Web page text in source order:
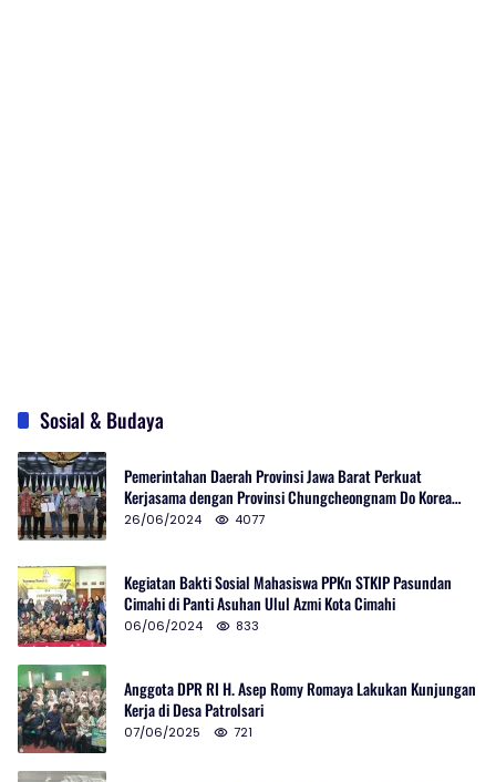
Sosial & Budaya
Pemerintahan Daerah Provinsi Jawa Barat Perkuat
Kerjasama dengan Provinsi Chungcheongnam Do Korea
Selatan
26/06/2024 4077
Kegiatan Bakti Sosial Mahasiswa PPKn STKIP Pasundan
Cimahi di Panti Asuhan Ulul Azmi Kota Cimahi
06/06/2024 833
Anggota DPR RI H. Asep Romy Romaya Lakukan Kunjungan
Kerja di Desa Patrolsari
07/06/2025 721